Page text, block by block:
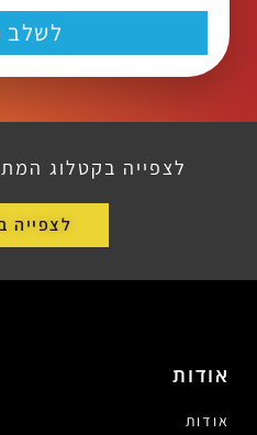
לשלב
לצפייה בקטלוג
לצפייה
אודות
אודות